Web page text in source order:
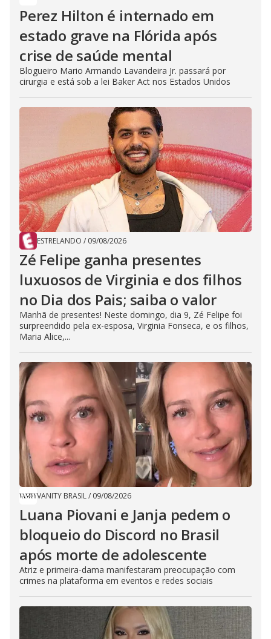
Perez Hilton é internado em
estado grave na Flórida após
crise de saúde mental
Blogueiro Mario Armando Lavandeira Jr. passará por
cirurgia e está sob a lei Baker Act nos Estados Unidos
ESTRELANDO / 09/08/2026
Zé Felipe ganha presentes
luxuosos de Virginia e dos filhos
no Dia dos Pais; saiba o valor
Manhã de presentes! Neste domingo, dia 9, Zé Felipe foi
surpreendido pela ex-esposa, Virginia Fonseca, e os filhos,
Maria Alice,...
VANITY BRASIL/ 09/08/2026
Luana Piovani e Janja pedem o
bloqueio do Discord no Brasil
após morte de adolescente
Atriz e primeira-dama manifestaram preocupação com
crimes na plataforma em eventos e redes sociais